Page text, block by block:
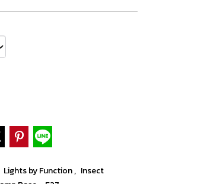
Lights by Function, Insect